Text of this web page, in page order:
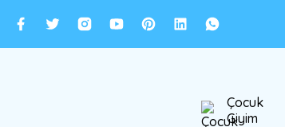
Çocuk
Giyim